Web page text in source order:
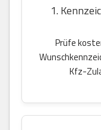
1.
Prüfe
Kfz-